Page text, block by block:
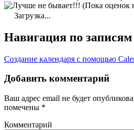
(Пока оценок
Загрузка...
Навигация по записям
Создание календаря с помощью
Добавить комментарий
Ваш адрес email не будет
помечены *
Комментарий